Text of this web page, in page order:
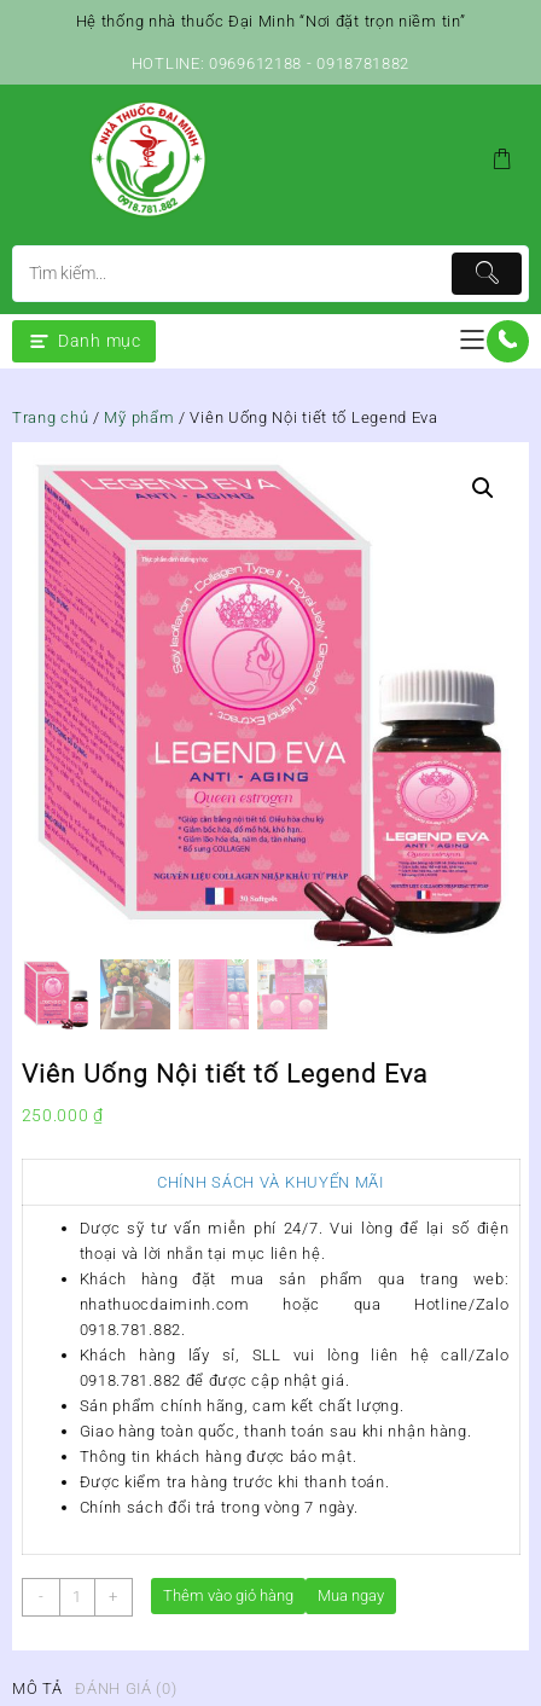
Hệ thống nhà thuốc Đại Minh “Nơi đặt trọn niềm tin”
HOTLINE: 0969612188 - 0918781882
Danh mục
Trang chủ / Mỹ phẩm / Viên Uống Nội tiết tố Legend Eva
Viên Uống Nội tiết tố Legend Eva
250.000₫
CHÍNH SÁCH VÀ KHUYẾN MÃI
Dược sỹ tư vấn miễn phí 24/7. Vui lòng để lại số điện
thoại và lời nhắn tại mục liên hệ.
Khách hàng đặt mua sản phẩm qua trang web:
nhathuocdaiminh.com hoặc qua Hotline/Zalo
0918.781.882.
Khách hàng lấy sỉ, SLL vui lòng liên hệ call/Zalo
0918.781.882 để được cập nhật giá.
Sản phẩm chính hãng, cam kết chất lượng.
Giao hàng toàn quốc, thanh toán sau khi nhận hàng.
Thông tin khách hàng được bảo mật.
Được kiểm tra hàng trước khi thanh toán.
Chính sách đổi trả trong vòng 7 ngày.
-
Viên
Uống
tố
+ Thêm vào giỏ hàng Mua ngay
MÔ TẢ ĐÁNH GIÁ (0)